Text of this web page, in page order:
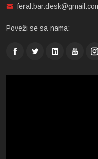
Poveži se sa nama: